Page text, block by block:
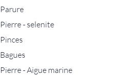
Parure
Pierre - selenite
Pinces
Bagues
Pierre - Aigue marine